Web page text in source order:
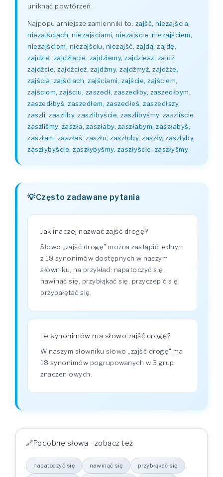
uniknąć powtórzeń.
Najpopularniejsze zamienniki to: zajść, niezajścia,
niezajściach, niezajściami, niezajście, niezajściem,
niezajściom, niezajściu, niezajść, zajdą, zajdę,
zajdzie, zajdziecie, zajdziemy, zajdziesz, zajdź,
zajdźcie, zajdźcież, zajdźmy, zajdźmyż, zajdźże,
zajścia, zajściach, zajściami, zajście, zajściem,
zajściom, zajściu, zaszedł, zaszedłby, zaszedłbym,
zaszedłbyś, zaszedłem, zaszedłeś, zaszedłszy,
zaszli, zaszliby, zaszlibyście, zaszlibyśmy, zaszliście,
zaszliśmy, zaszła, zaszłaby, zaszłabym, zaszłabyś,
zaszłam, zaszłaś, zaszło, zaszłoby, zaszły, zaszłyby,
zaszłybyście, zaszłybyśmy, zaszłyście, zaszłyśmy
Często zadawane pytania
Jak inaczej nazwać zajść drogę?
Słowo „zajść drogę" można zastąpić jednym
z 18 synonimów dostępnych w naszym
słowniku, na przykład: napatoczyć się,
nawinąć się, przybłąkać się, przyczepić się,
przypałętać się.
Ile synonimów ma słowo zajść drogę?
W naszym słowniku słowo „zajść drogę" ma
18 synonimów pogrupowanych w 3 grup
znaczeniowych.
Podobne słowa - zobacz też
napatoczyć się nawinąć się przybłąkać się